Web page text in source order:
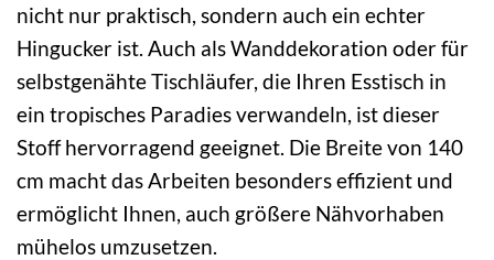
nicht nur praktisch, sondern auch ein echter
Hingucker ist. Auch als Wanddekoration oder für
selbstgenähte Tischläufer, die Ihren Esstisch in
ein tropisches Paradies verwandeln, ist dieser
Stoff hervorragend geeignet. Die Breite von 140
cm macht das Arbeiten besonders effizient und
ermöglicht Ihnen, auch größere Nähvorhaben
mühelos umzusetzen.